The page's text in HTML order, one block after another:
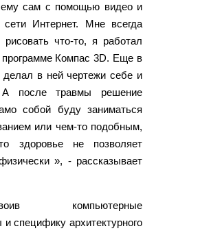
сам с помощью видео и
сети Интернет. Мне всегда
рисовать что-то, я работал
программе Компас 3D. Еще в
делал в ней чертежи себе и
А после травмы решение
собой буду заниматься
или чем-то подобным,
здоровье не позволяет
», - рассказывает
компьютерные
и специфику архитектурного